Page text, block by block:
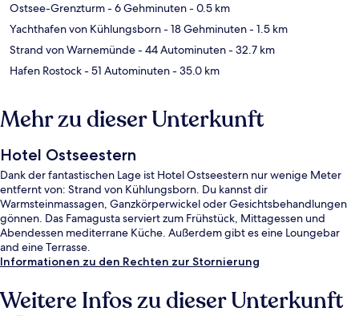
Ostsee-Grenzturm- 6 Gehminuten- 0.5 km
Yachthafen von Kühlungsborn- 18 Gehminuten- 1.5 km
Strand von Warnemünde- 44 Autominuten- 32.7 km
Hafen Rostock- 51 Autominuten- 35.0 km
Mehr zu dieser Unterkunft
Hotel Ostseestern
Dank der fantastischen Lage ist Hotel Ostseestern nur wenige Meter
entfernt von: Strand von Kühlungsborn. Du kannst dir
Warmsteinmassagen, Ganzkörperwickel oder Gesichtsbehandlungen
gönnen. Das Famagusta serviert zum Frühstück, Mittagessen und
Abendessen mediterrane Küche. Außerdem gibt es eine Loungebar
and eine Terrasse.
Informationen zu den Rechten zur Stornierung
Weitere Infos zu dieser Unterkunft